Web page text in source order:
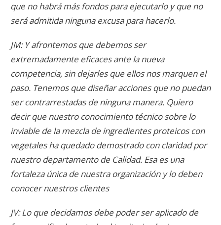
que no habrá más fondos para ejecutarlo y que no
será admitida ninguna excusa para hacerlo.
JM: Y afrontemos que debemos ser
extremadamente eficaces ante la nueva
competencia, sin dejarles que ellos nos marquen el
paso. Tenemos que diseñar acciones que no puedan
ser contrarrestadas de ninguna manera. Quiero
decir que nuestro conocimiento técnico sobre lo
inviable de la mezcla de ingredientes proteicos con
vegetales ha quedado demostrado con claridad por
nuestro departamento de Calidad. Esa es una
fortaleza única de nuestra organización y lo deben
conocer nuestros clientes
JV: Lo que decidamos debe poder ser aplicado de